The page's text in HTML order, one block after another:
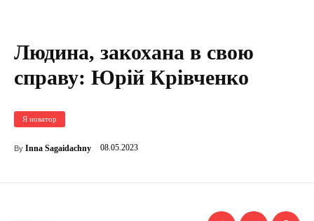
Людина, закохана в свою
справу: Юрій Крівченко
Я новатор
By Inna Sagaidachny 08.05.2023